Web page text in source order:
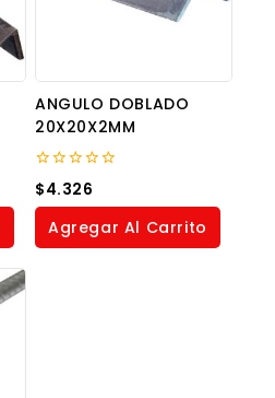
ANGULO DOBLADO
20X20X2MM
0
out
of
$4.326
Agregar Al Carrito